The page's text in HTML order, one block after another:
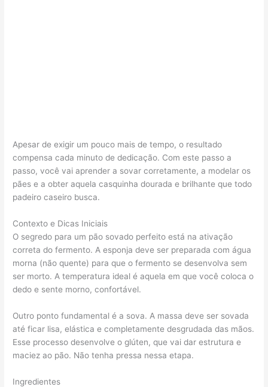
Apesar de exigir um pouco mais de tempo, o resultado
compensa cada minuto de dedicação. Com este passo a
passo, você vai aprender a sovar corretamente, a modelar os
pães e a obter aquela casquinha dourada e brilhante que todo
padeiro caseiro busca.
Contexto e Dicas Iniciais
O segredo para um pão sovado perfeito está na ativação
correta do fermento. A esponja deve ser preparada com água
morna (não quente) para que o fermento se desenvolva sem
ser morto. A temperatura ideal é aquela em que você coloca o
dedo e sente morno, confortável.
Outro ponto fundamental é a sova. A massa deve ser sovada
até ficar lisa, elástica e completamente desgrudada das mãos.
Esse processo desenvolve o glúten, que vai dar estrutura e
maciez ao pão. Não tenha pressa nessa etapa.
Ingredientes